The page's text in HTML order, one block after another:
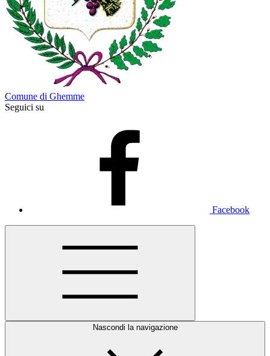
Comune di Ghemme
Seguici su
Facebook
Nascondi la navigazione